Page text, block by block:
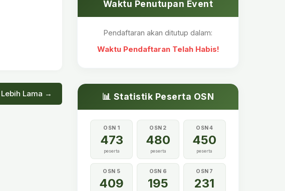
Lebih Lama →
Waktu Penutupan Event
Pendaftaran akan ditutup dalam:
Waktu Pendaftaran Telah Habis!
📊 Statistik Peserta OSN
OSN 1
473
peserta
OSN 2
480
peserta
OSN 4
450
peserta
OSN 5
409
OSN 6
195
OSN 7
231